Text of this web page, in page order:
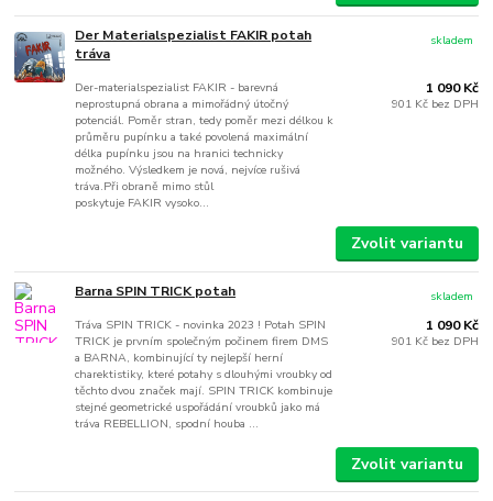
Der Materialspezialist FAKIR potah
tráva
Der-materialspezialist FAKIR - barevná
neprostupná obrana a mimořádný útočný
potenciál. Poměr stran, tedy poměr mezi délkou k
průměru pupínku a také povolená maximální
délka pupínku jsou na hranici technicky
možného. Výsledkem je nová, nejvíce rušivá
tráva.Při obraně mimo stůl
poskytuje FAKIR vysoko...
1 090 Kč
901 Kč bez DPH
skladem
Zvolit variantu
Barna SPIN TRICK potah
Tráva SPIN TRICK - novinka 2023 ! Potah SPIN
TRICK je prvním společným počinem firem DMS
a BARNA, kombinující ty nejlepší herní
charektistiky, které potahy s dlouhými vroubky od
těchto dvou značek mají. SPIN TRICK kombinuje
stejné geometrické uspořádání vroubků jako má
tráva REBELLION, spodní houba ...
1 090 Kč
901 Kč bez DPH
skladem
Zvolit variantu